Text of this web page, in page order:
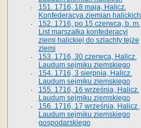
151. 1716, 18 maja, Halicz.
Konfederacya ziemian halickich
152. 1716, po 15 czerwca, b. m.
List marszałka konfederacyi
ziemi halickiej do szlachty tejże
ziemi
153. 1716, 30 czerwca, Halicz.
Laudum sejmiku ziemskiego
154. 1716, 3 sierpnia, Halicz.
Laudum sejmiku ziemskiego
155. 1716, 16 września, Halicz.
Laudum sejmiku ziemskiego
156. 1716, 17 września, Halicz.
Laudum sejmiku ziemskiego
gospodarskiego